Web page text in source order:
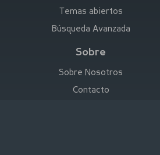
Temas abiertos
Búsqueda Avanzada
Sobre
Sobre Nosotros
Contacto